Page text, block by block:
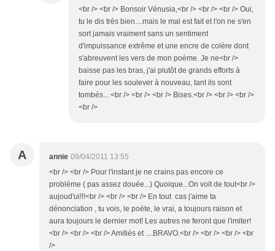
<br /> <br /> Bonsoir Vénusia,<br /> <br /> <br /> Oui,
tu le dis très bien....mais le mal est fait et l'on ne s'en
sort jamais vraiment sans un sentiment
d'impuissance extrême et une encre de colère dont
s'abreuvent les vers de mon poème. Je ne<br />
baisse pas les bras, j'ai plutôt de grands efforts à
faire pour les soulever à nouveau, tant ils sont
tombés... <br /> <br /> <br /> Bises.<br /> <br /> <br />
<br />
A annie 09/04/2011 13:55
<br /> <br /> Pour l'instant je ne crains pas encore ce
problème ( pas assez douée...) Quoique...On voit de tout<br />
aujoud'ui!!!<br /> <br /> <br /> En tout cas j'aime ta
dénonciation , tu vois, le poète, le vrai, a toujours raison et
aura toujours le dernier mot! Les autres ne feront que l'imiter!
<br /> <br /> <br /> Amitiés et ....BRAVO.<br /> <br /> <br /> <br
/>